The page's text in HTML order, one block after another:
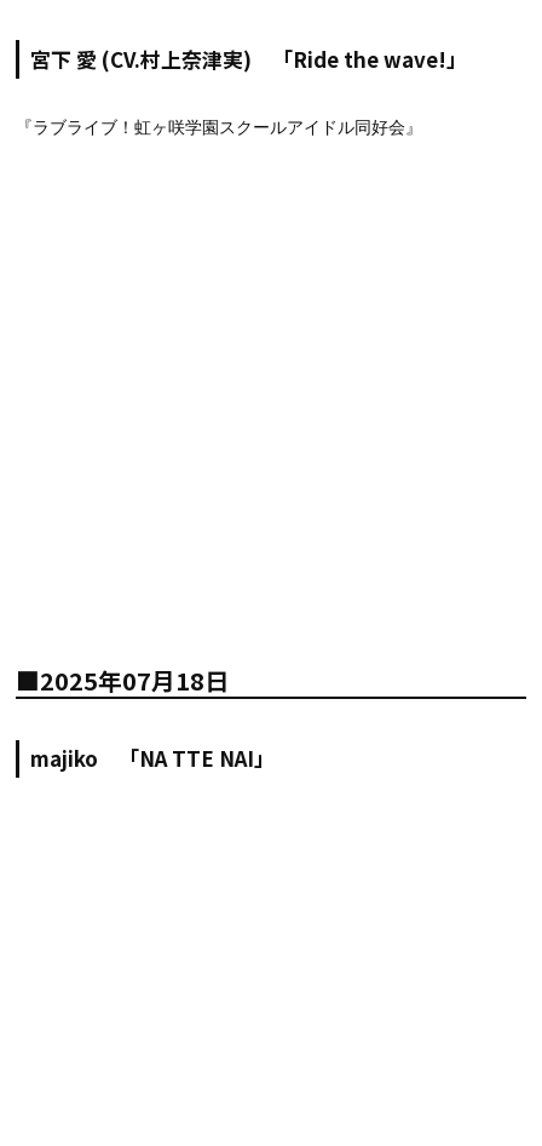
宮下 愛 (CV.村上奈津実) 「Ride the wave!」
『ラブライブ！虹ヶ咲学園スクールアイドル同好会』
■2025年07月18日
majiko 「NA TTE NAI」